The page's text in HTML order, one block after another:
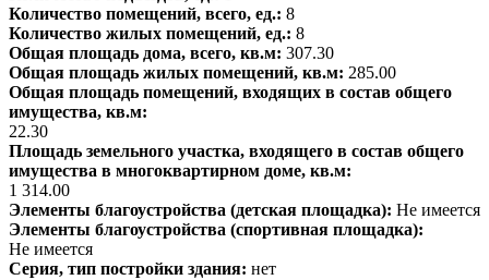
Количество помещений, всего, ед.: 8
Количество жилых помещений, ед.: 8
Общая площадь дома, всего, кв.м: 307.30
Общая площадь жилых помещений, кв.м: 285.00
Общая площадь помещений, входящих в состав общего
имущества, кв.м:
22.30
Площадь земельного участка, входящего в состав общего
имущества в многоквартирном доме, кв.м:
1 314.00
Элементы благоустройства (детская площадка): Не имеется
Элементы благоустройства (спортивная площадка):
Не имеется
Серия, тип постройки здания: нет